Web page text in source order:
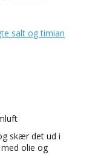
salt og timian
skær det ud i
olie og